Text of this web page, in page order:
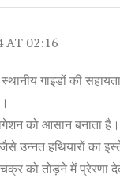
AT 02:16
गाइडों की
को आसान बनाता है।
उन्नत हथियारों का
को तोड़ने में प्रेरणा